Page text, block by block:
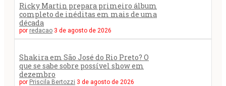
Ricky Martin prepara primeiro álbum
completo de inéditas em mais de uma
década
por redacao 3 de agosto de 2026
Shakira em São José do Rio Preto? O
que se sabe sobre possível show em
dezembro
por Priscila Bertozzi 3 de agosto de 2026